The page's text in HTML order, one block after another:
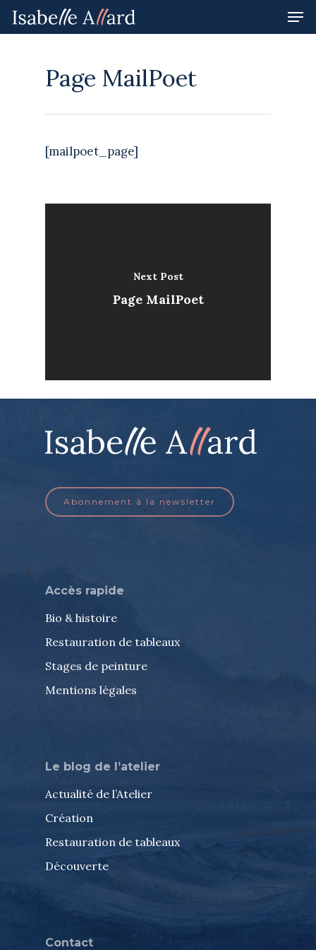
Hit enter to search or ESC to close
Page MailPoet
[mailpoet_page]
Next Post
Page MailPoet
Abonnement à la newsletter
Accès rapide
Bio & histoire
Restauration de tableaux
Stages de peinture
Mentions légales
Le blog de l’atelier
Actualité de l’Atelier
Création
Restauration de tableaux
Découverte
Contact
Bio & histoire
Galerie